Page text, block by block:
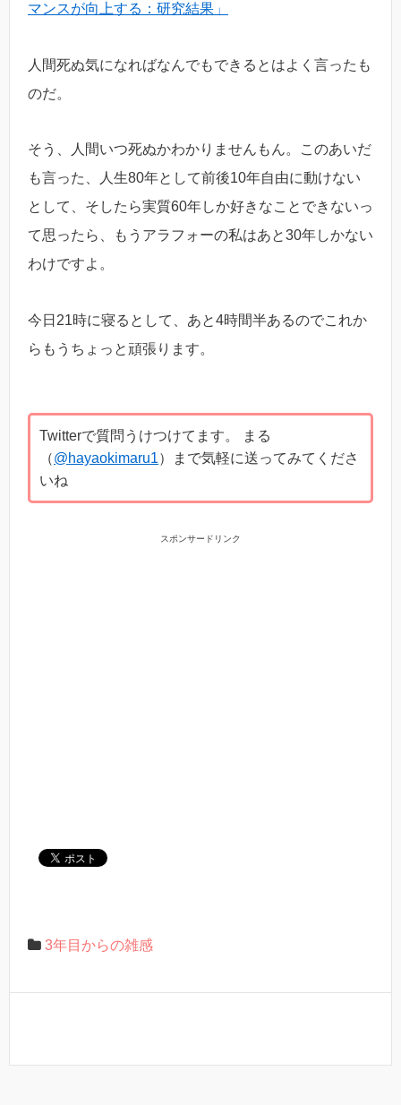
マンスが向上する：研究結果」
人間死ぬ気になればなんでもできるとはよく言ったも
のだ。
そう、人間いつ死ぬかわかりませんもん。このあいだ
も言った、人生80年として前後10年自由に動けない
として、そしたら実質60年しか好きなことできないっ
て思ったら、もうアラフォーの私はあと30年しかない
わけですよ。
今日21時に寝るとして、あと4時間半あるのでこれか
らもうちょっと頑張ります。
Twitterで質問うけつけてます。 まる
（@hayaokimaru1）まで気軽に送ってみてくださ
いね
スポンサードリンク
3年目からの雑感